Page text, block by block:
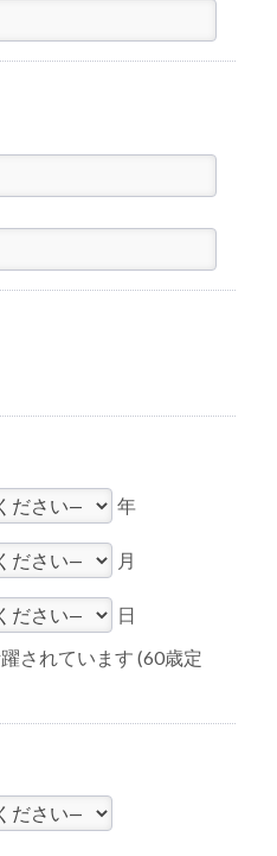
年
月
日
されています (60歳定